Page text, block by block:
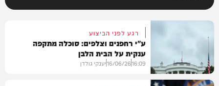
רגע לפני הביצוע
ע"י רחפנים וצלפים: סוכלה מתקפה
ענקית על הבית הלבן
16:09
16/06/26יענקי גולדן